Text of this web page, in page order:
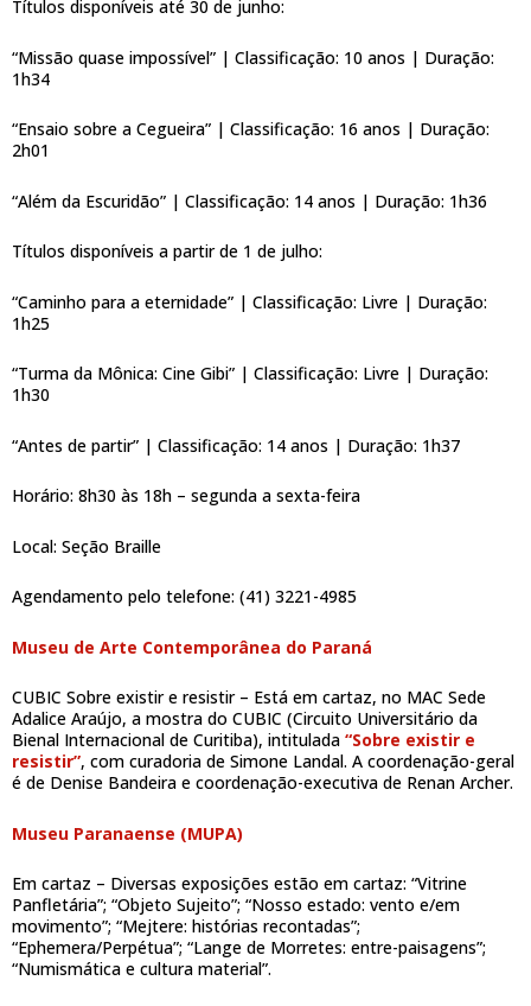
Títulos disponíveis até 30 de junho:
“Missão quase impossível” | Classificação: 10 anos | Duração:
1h34
“Ensaio sobre a Cegueira” | Classificação: 16 anos | Duração:
2h01
“Além da Escuridão” | Classificação: 14 anos | Duração: 1h36
Títulos disponíveis a partir de 1 de julho:
“Caminho para a eternidade” | Classificação: Livre | Duração:
1h25
“Turma da Mônica: Cine Gibi” | Classificação: Livre | Duração:
1h30
“Antes de partir” | Classificação: 14 anos | Duração: 1h37
Horário: 8h30 às 18h – segunda a sexta-feira
Local: Seção Braille
Agendamento pelo telefone: (41) 3221-4985
Museu de Arte Contemporânea do Paraná
CUBIC Sobre existir e resistir – Está em cartaz, no MAC Sede
Adalice Araújo, a mostra do CUBIC (Circuito Universitário da
Bienal Internacional de Curitiba), intitulada “Sobre existir e
resistir”, com curadoria de Simone Landal. A coordenação-geral
é de Denise Bandeira e coordenação-executiva de Renan Archer.
Museu Paranaense (MUPA)
Em cartaz – Diversas exposições estão em cartaz: “Vitrine
Panfletária”; “Objeto Sujeito”; “Nosso estado: vento e/em
movimento”; “Mejtere: histórias recontadas”;
“Ephemera/Perpétua”; “Lange de Morretes: entre-paisagens”;
“Numismática e cultura material”.